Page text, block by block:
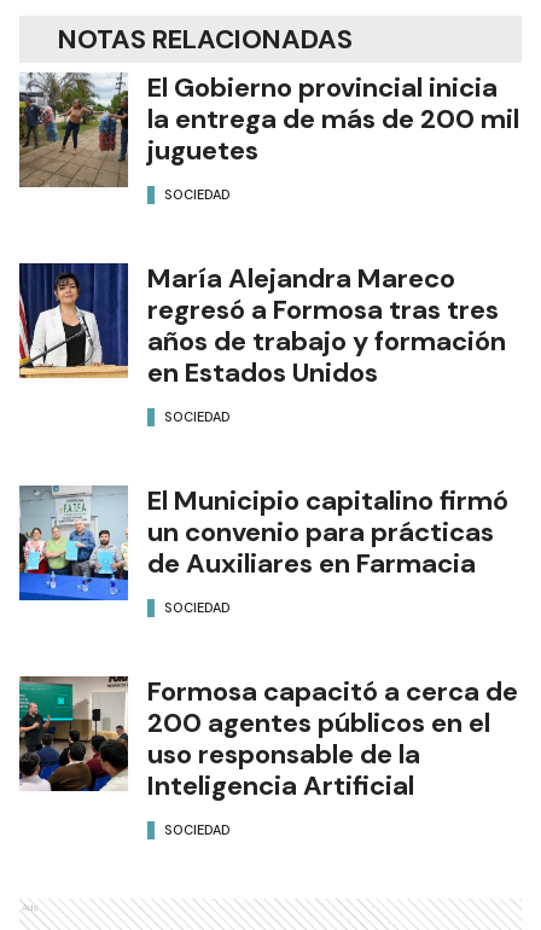
NOTAS RELACIONADAS
El Gobierno provincial inicia
la entrega de más de 200 mil
juguetes
SOCIEDAD
María Alejandra Mareco
regresó a Formosa tras tres
años de trabajo y formación
en Estados Unidos
SOCIEDAD
El Municipio capitalino firmó
un convenio para prácticas
de Auxiliares en Farmacia
SOCIEDAD
Formosa capacitó a cerca de
200 agentes públicos en el
uso responsable de la
Inteligencia Artificial
SOCIEDAD
Ads